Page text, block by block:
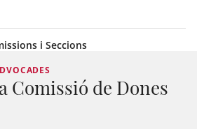
i Seccions
Comissió de Dones